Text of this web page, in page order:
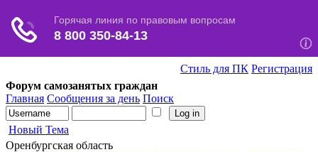
Стиль для ПК Регистрация
Форум самозанятых граждан
Главная Сообщения за день Поиск
Новый Тема
Оренбургская область